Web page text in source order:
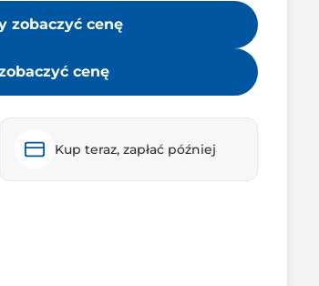
zobaczyć cenę
cenę
Kup teraz, zapłać później